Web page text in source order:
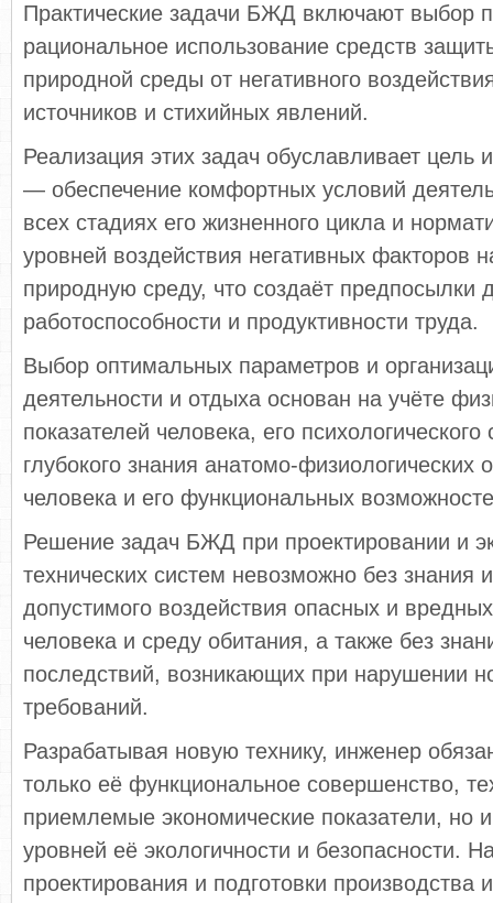
Практические задачи БЖД включают выбор
рациональное использование средств
природной среды от негативного
источников и стихийных явлений.
Реализация этих задач обуславливает
— обеспечение комфортных условий
всех стадиях его жизненного цикла и
уровней воздействия негативных факторов
природную среду, что создаёт предпосылки
работоспособности и продуктивности труда.
Выбор оптимальных параметров и
деятельности и отдыха основан на учёте
показателей человека, его психологического
глубокого знания анатомо-физиологических
человека и его функциональных
Решение задач БЖД при проектировании и
технических систем невозможно без знания
допустимого воздействия опасных и
человека и среду обитания, а также без
последствий, возникающих при нарушении
требований.
Разрабатывая новую технику, инженер
только её функциональное совершенство,
приемлемые экономические показатели, но
уровней её экологичности и безопасности.
проектирования и подготовки производства